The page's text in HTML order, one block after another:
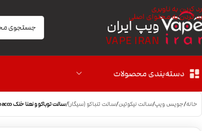
رد کردن به ناوبری
رد کردن به محتوای اصلی
ویپ ایران
VAPE IRAN
دسته‌بندی محصولات
خانه/جویس ویپ/سالت نیکوتین/سالت تنباکو (سیگار)/سالت توباکو و نعنا خنک PodSalt Menthol Tobacco